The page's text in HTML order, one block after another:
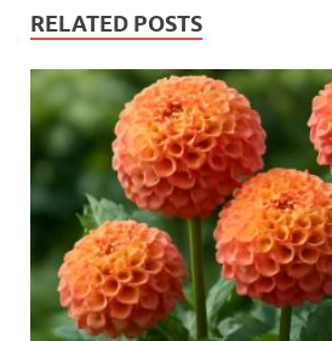
RELATED POSTS